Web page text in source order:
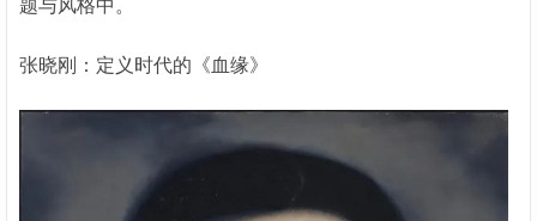
题与风格中。
张晓刚：定义时代的《血缘》